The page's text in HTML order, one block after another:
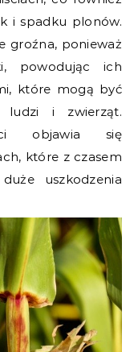
i spadku plonów.
groźna, ponieważ
powodując ich
które mogą być
ludzi i zwierząt.
objawia się
które z czasem
uszkodzenia